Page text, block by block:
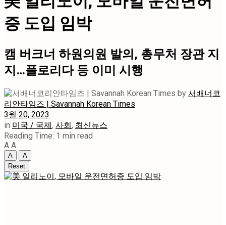
증 도입 임박
캠 버크너 하원의원 발의, 총무처 장관 지
지…플로리다 등 이미 시행
by 서배너코
리안타임즈 | Savannah Korean Times
3월 20, 2023
in 미국 / 국제, 사회, 최신뉴스
Reading Time: 1 min read
A A
A
A
Reset